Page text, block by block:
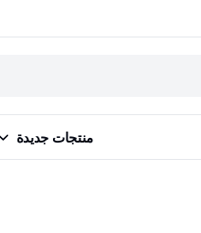
منتجات جديدة